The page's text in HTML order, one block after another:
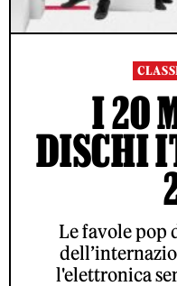
I 20
DISCHI
Le favole pop
l'elettronica